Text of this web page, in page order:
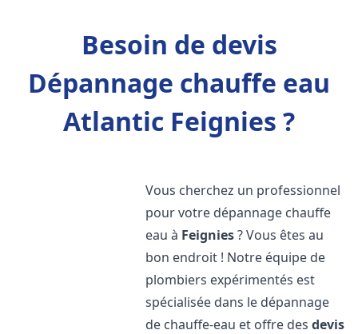
Besoin de devis
Dépannage chauffe eau
Atlantic Feignies ?
Vous cherchez un professionnel
pour votre dépannage chauffe
eau à Feignies? Vous êtes au
bon endroit ! Notre équipe de
plombiers expérimentés est
spécialisée dans le dépannage
de chauffe-eau et offre desdevis